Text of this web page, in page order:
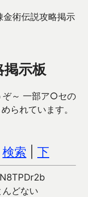
金術伝説攻略掲示
掲示板
ぞ～ 一部ア○セの
られています。
検索 下
どない